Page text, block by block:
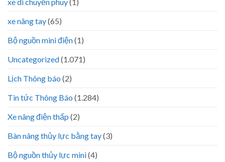
xe nâng tay(65)
Bộ nguồn mini điện(1)
Uncategorized(1.071)
Lịch Thông báo (2)
Tin tức Thông Báo (1.284)
Xe nâng điện thấp (2)
Bàn nâng thủy lực bằng tay(3)
Bộ nguồn thủy lực mini(4)